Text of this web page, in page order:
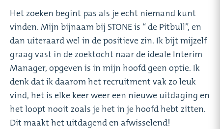
Het zoeken begint pas als je echt niemand kunt
vinden. Mijn bijnaam bij STONE is “ de Pitbull”, en
dan uiteraard wel in de positieve zin. Ik bijt mijzelf
graag vast in de zoektocht naar de ideale Interim
Manager, opgeven is in mijn hoofd geen optie. Ik
denk dat ik daarom het recruitment vak zo leuk
vind, het is elke keer weer een nieuwe uitdaging en
het loopt nooit zoals je het in je hoofd hebt zitten.
Dit maakt het uitdagend en afwisselend!